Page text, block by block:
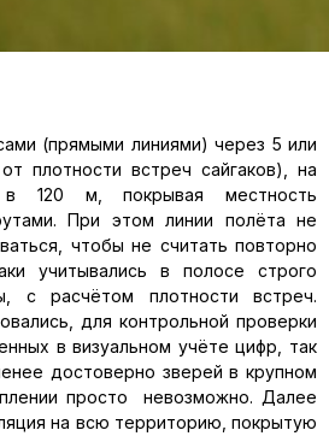
(прямыми линиями) через 5 или
плотности встреч сайгаков), на
в 120 м, покрывая местность
При этом линии полёта не
чтобы не считать повторно
учитывались в полосе строго
с расчётом плотности встреч.
для контрольной проверки
в визуальном учёте цифр, так
достоверно зверей в крупном
просто невозможно. Далее
на всю территорию, покрытую